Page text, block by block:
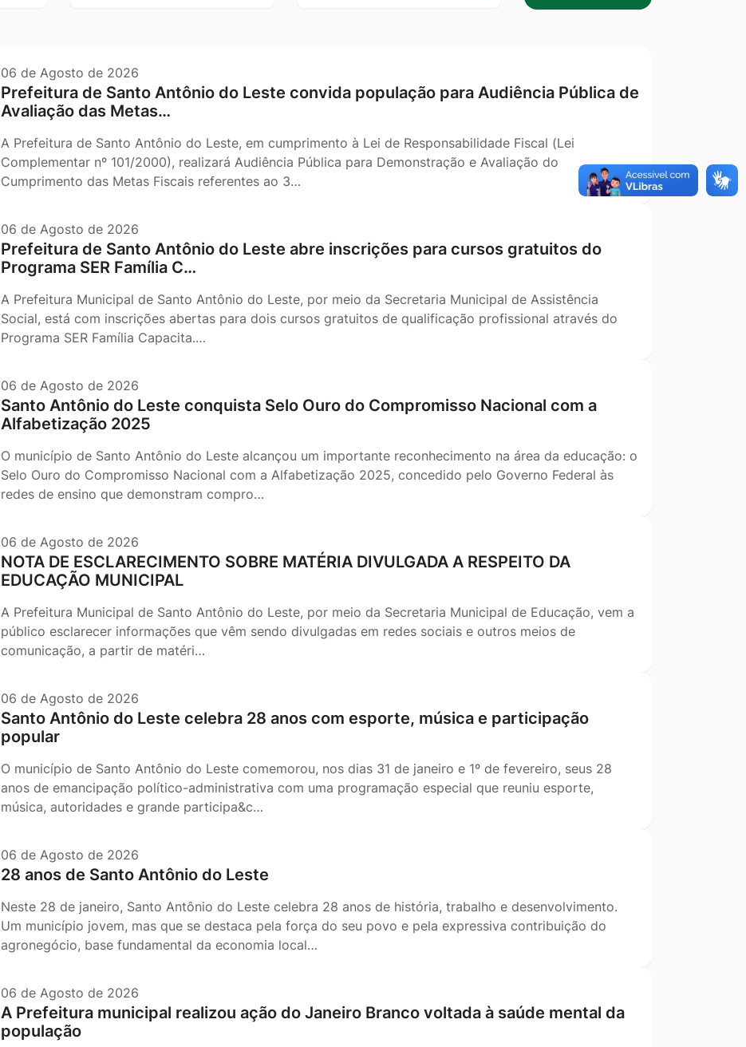
06 de Agosto de 2026
Prefeitura de Santo Antônio do Leste convida população para Audiência Pública de
Avaliação das Metas…
A Prefeitura de Santo Antônio do Leste, em cumprimento à Lei de Responsabilidade Fiscal (Lei
Complementar nº 101/2000), realizará Audiência Pública para Demonstração e Avaliação do
Cumprimento das Metas Fiscais referentes ao 3…
06 de Agosto de 2026
Prefeitura de Santo Antônio do Leste abre inscrições para cursos gratuitos do
Programa SER Família C…
A Prefeitura Municipal de Santo Antônio do Leste, por meio da Secretaria Municipal de Assistência
Social, está com inscrições abertas para dois cursos gratuitos de qualificação profissional através do
Programa SER Família Capacita.…
06 de Agosto de 2026
Santo Antônio do Leste conquista Selo Ouro do Compromisso Nacional com a
Alfabetização 2025
O município de Santo Antônio do Leste alcançou um importante reconhecimento na área da educação: o
Selo Ouro do Compromisso Nacional com a Alfabetização 2025, concedido pelo Governo Federal às
redes de ensino que demonstram compro…
06 de Agosto de 2026
NOTA DE ESCLARECIMENTO SOBRE MATÉRIA DIVULGADA A RESPEITO DA
EDUCAÇÃO MUNICIPAL
A Prefeitura Municipal de Santo Antônio do Leste, por meio da Secretaria Municipal de Educação, vem a
público esclarecer informações que vêm sendo divulgadas em redes sociais e outros meios de
comunicação, a partir de matéri…
06 de Agosto de 2026
Santo Antônio do Leste celebra 28 anos com esporte, música e participação
popular
O município de Santo Antônio do Leste comemorou, nos dias 31 de janeiro e 1º de fevereiro, seus 28
anos de emancipação político-administrativa com uma programação especial que reuniu esporte,
música, autoridades e grande participa&c…
06 de Agosto de 2026
28 anos de Santo Antônio do Leste
Neste 28 de janeiro, Santo Antônio do Leste celebra 28 anos de história, trabalho e desenvolvimento.
Um município jovem, mas que se destaca pela força do seu povo e pela expressiva contribuição do
agronegócio, base fundamental da economia local…
06 de Agosto de 2026
A Prefeitura municipal realizou ação do Janeiro Branco voltada à saúde mental da
população